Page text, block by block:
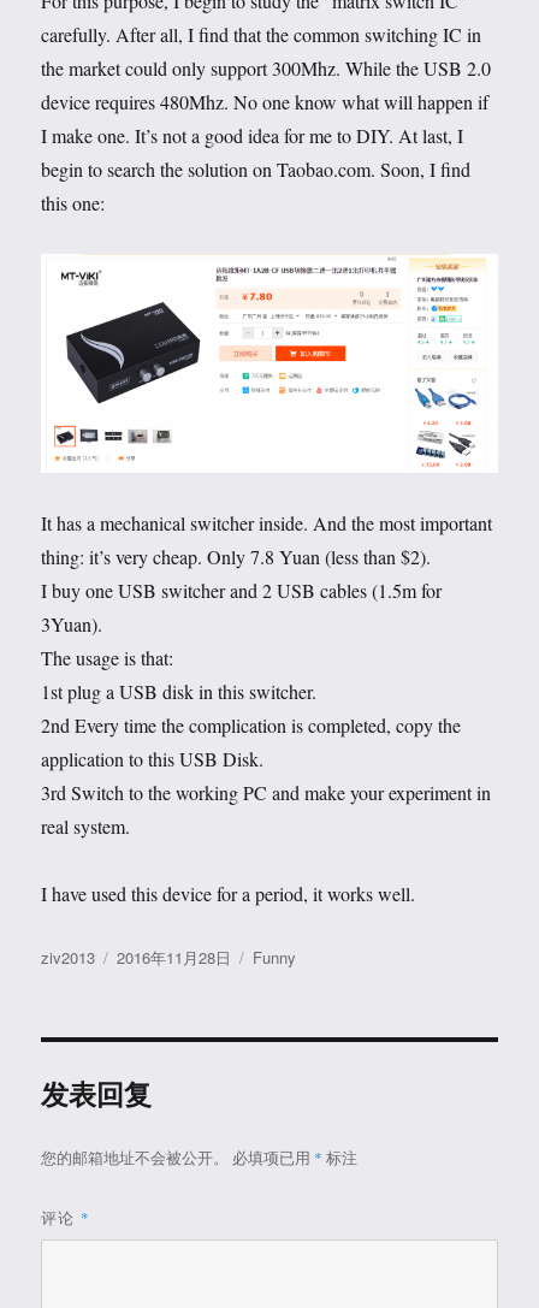
carefully. After all, I find that the common switching IC in
the market could only support 300Mhz. While the USB 2.0
device requires 480Mhz. No one know what will happen if
I make one. It’s not a good idea for me to DIY. At last, I
begin to search the solution on Taobao.com. Soon, I find
this one:
It has a mechanical switcher inside. And the most important
thing: it’s very cheap. Only 7.8 Yuan (less than $2).
I buy one USB switcher and 2 USB cables (1.5m for
3Yuan).
The usage is that:
1st plug a USB disk in this switcher.
2nd Every time the complication is completed, copy the
application to this USB Disk.
3rd Switch to the working PC and make your experiment in
real system.
I have used this device for a period, it works well.
作
ziv2013
发
2016年11月28日
分
Funny
发表回复
您的邮箱地址不会被公开。 必填项已用 * 标注
评论 *